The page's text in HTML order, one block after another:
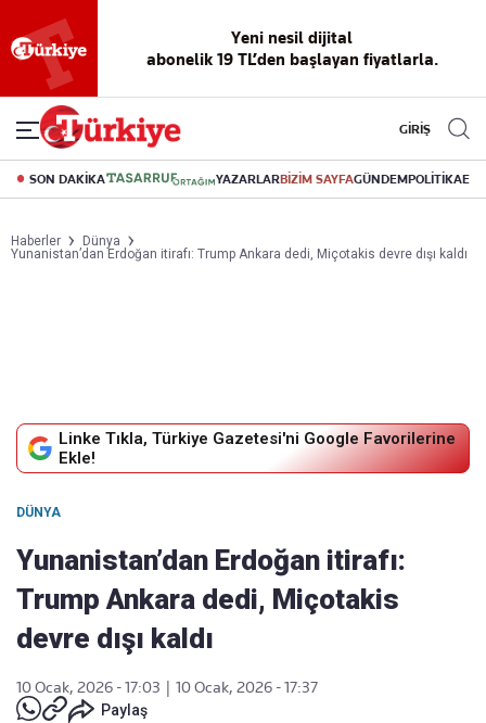
Yeni nesil dijital
abonelik 19 TL’den başlayan fiyatlarla.
GİRİŞ
SON DAKİKA YAZARLARBİZİM SAYFAGÜNDEMPOLİTİKA
Haberler
Dünya
Yunanistan’dan Erdoğan itirafı: Trump Ankara dedi, Miçotakis devre dışı kaldı
Linke Tıkla, Türkiye Gazetesi'ni Google Favorilerine
Ekle!
DÜNYA
Yunanistan’dan Erdoğan itirafı:
Trump Ankara dedi, Miçotakis
devre dışı kaldı
10 Ocak, 2026 - 17:03
10 Ocak, 2026 - 17:37
Paylaş